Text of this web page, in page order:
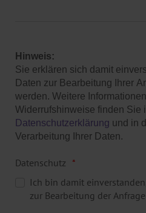
Hinweis:
Sie erklären sich damit
Daten zur Bearbeitung Ihrer
werden. Weitere
Widerrufshinweise finden Sie
Datenschutzerklärung und in
Verarbeitung Ihrer Daten.
Datenschutz
Ich bin damit
zur Bearbeitung der